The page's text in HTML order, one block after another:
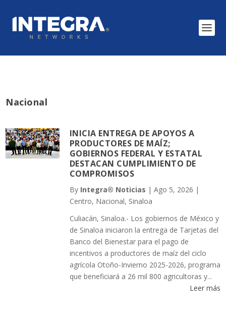
Nacional
INICIA ENTREGA DE APOYOS A
PRODUCTORES DE MAÍZ;
GOBIERNOS FEDERAL Y ESTATAL
DESTACAN CUMPLIMIENTO DE
COMPROMISOS
By Integra® Noticias | Ago 5, 2026 |
Centro, Nacional, Sinaloa
Culiacán, Sinaloa.- Los gobiernos de México y
de Sinaloa iniciaron la entrega de Tarjetas del
Banco del Bienestar para el pago de
incentivos a productores de maíz del ciclo
agrícola Otoño-Invierno 2025-2026, programa
que beneficiará a 26 mil 800 agricultoras y...
Leer más